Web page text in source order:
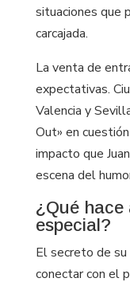
situaciones que
carcajada.
La venta de
expectativas.
Valencia y
Out» en
impacto que
escena del
¿Qué hace
especial?
El secreto de su
conectar con el